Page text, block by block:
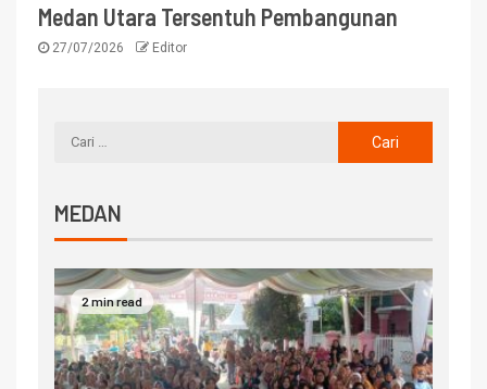
Medan Utara Tersentuh Pembangunan
27/07/2026 Editor
MEDAN
2 min read